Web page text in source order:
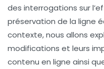
des interrogations sur
préservation de la ligne
contexte, nous allons
modifications et leurs
contenu en ligne ainsi